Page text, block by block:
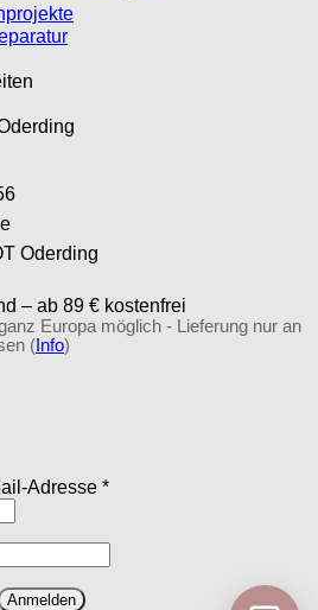
Oderding
– ab 89 € kostenfrei
Europa möglich - Lieferung nur an
( Info)
Adresse *Erforderlich
Anmelden